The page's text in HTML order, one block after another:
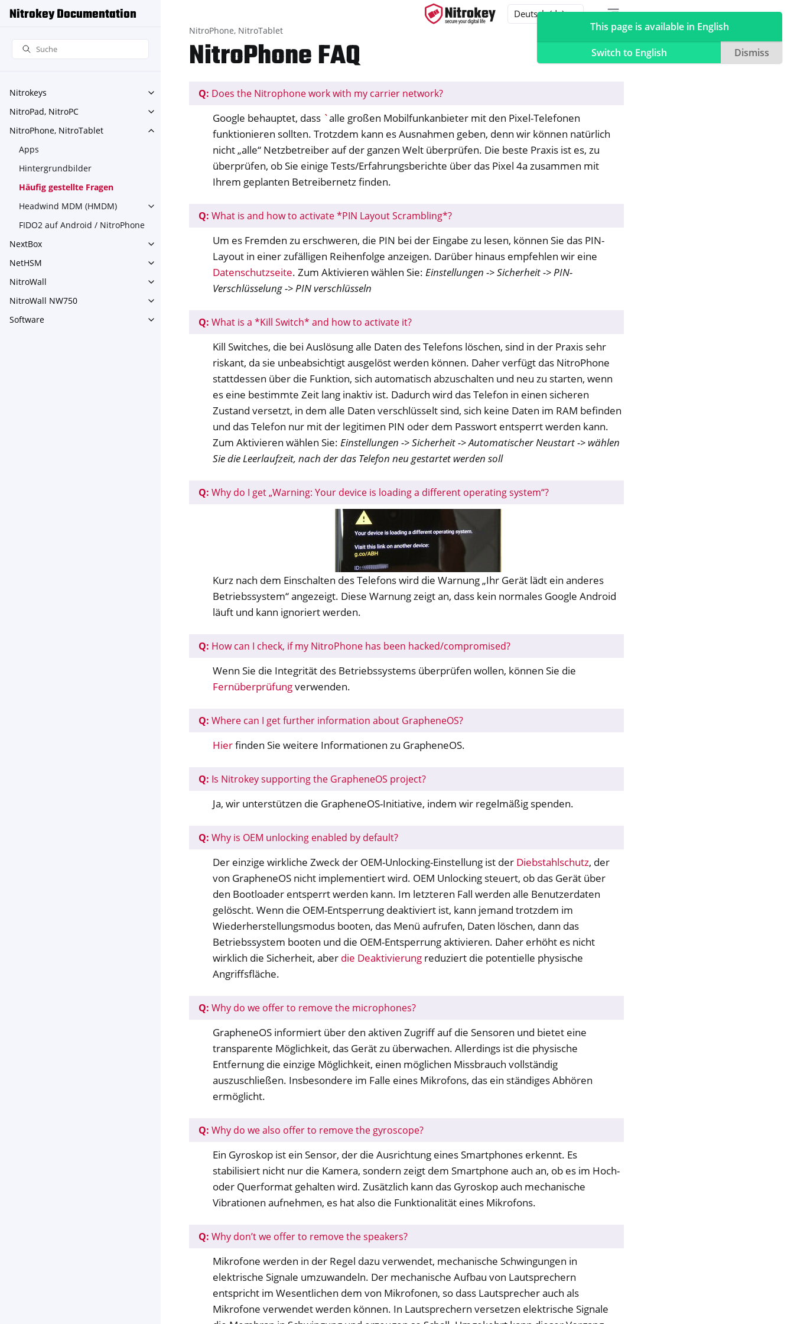
Nitrokey Documentation
Nitrokeys
Toggle navigation of Nitrokeys
NitroPad, NitroPC
Toggle navigation of NitroPad, NitroPC
NitroPhone, NitroTablet
Toggle navigation of NitroPhone, NitroTablet
Apps
Hintergrundbilder
Häufig gestellte Fragen
Headwind MDM (HMDM)
Toggle navigation of Headwind MDM (HMDM)
FIDO2 auf Android / NitroPhone
NextBox
Toggle navigation of NextBox
NetHSM
Toggle navigation of NetHSM
NitroWall
Toggle navigation of NitroWall
NitroWall NW750
Toggle navigation of NitroWall NW750
Software
Toggle navigation of Software
NitroPhone, NitroTablet
NitroPhone FAQ
Q: Does the Nitrophone work with my carrier network?
Google behauptet, dass `alle großen Mobilfunkanbieter mit den Pixel-Telefonen
funktionieren sollten. Trotzdem kann es Ausnahmen geben, denn wir können natürlich
nicht „alle“ Netzbetreiber auf der ganzen Welt überprüfen. Die beste Praxis ist es, zu
überprüfen, ob Sie einige Tests/Erfahrungsberichte über das Pixel 4a zusammen mit
Ihrem geplanten Betreibernetz finden.
Q: What is and how to activate *PIN Layout Scrambling*?
Um es Fremden zu erschweren, die PIN bei der Eingabe zu lesen, können Sie das PIN-
Layout in einer zufälligen Reihenfolge anzeigen. Darüber hinaus empfehlen wir eine
Datenschutzseite. Zum Aktivieren wählen Sie: Einstellungen -> Sicherheit -> PIN-
Verschlüsselung -> PIN verschlüsseln
Q: What is a *Kill Switch* and how to activate it?
Kill Switches, die bei Auslösung alle Daten des Telefons löschen, sind in der Praxis sehr
riskant, da sie unbeabsichtigt ausgelöst werden können. Daher verfügt das NitroPhone
stattdessen über die Funktion, sich automatisch abzuschalten und neu zu starten, wenn
es eine bestimmte Zeit lang inaktiv ist. Dadurch wird das Telefon in einen sicheren
Zustand versetzt, in dem alle Daten verschlüsselt sind, sich keine Daten im RAM befinden
und das Telefon nur mit der legitimen PIN oder dem Passwort entsperrt werden kann.
Zum Aktivieren wählen Sie: Einstellungen -> Sicherheit -> Automatischer Neustart -> wählen
Sie die Leerlaufzeit, nach der das Telefon neu gestartet werden soll
Q: Why do I get „Warning: Your device is loading a different operating system“?
Kurz nach dem Einschalten des Telefons wird die Warnung „Ihr Gerät lädt ein anderes
Betriebssystem“ angezeigt. Diese Warnung zeigt an, dass kein normales Google Android
läuft und kann ignoriert werden.
Q: How can I check, if my NitroPhone has been hacked/compromised?
Wenn Sie die Integrität des Betriebssystems überprüfen wollen, können Sie die
Fernüberprüfungverwenden.
Q: Where can I get further information about GrapheneOS?
Hierfinden Sie weitere Informationen zu GrapheneOS.
Q: Is Nitrokey supporting the GrapheneOS project?
Ja, wir unterstützen die GrapheneOS-Initiative, indem wir regelmäßig spenden.
Q: Why is OEM unlocking enabled by default?
Der einzige wirkliche Zweck der OEM-Unlocking-Einstellung ist der Diebstahlschutz, der
von GrapheneOS nicht implementiert wird. OEM Unlocking steuert, ob das Gerät über
den Bootloader entsperrt werden kann. Im letzteren Fall werden alle Benutzerdaten
gelöscht. Wenn die OEM-Entsperrung deaktiviert ist, kann jemand trotzdem im
Wiederherstellungsmodus booten, das Menü aufrufen, Daten löschen, dann das
Betriebssystem booten und die OEM-Entsperrung aktivieren. Daher erhöht es nicht
wirklich die Sicherheit, aber die Deaktivierung reduziert die potentielle physische
Angriffsfläche.
Q: Why do we offer to remove the microphones?
GrapheneOS informiert über den aktiven Zugriff auf die Sensoren und bietet eine
transparente Möglichkeit, das Gerät zu überwachen. Allerdings ist die physische
Entfernung die einzige Möglichkeit, einen möglichen Missbrauch vollständig
auszuschließen. Insbesondere im Falle eines Mikrofons, das ein ständiges Abhören
ermöglicht.
Q: Why do we also offer to remove the gyroscope?
Ein Gyroskop ist ein Sensor, der die Ausrichtung eines Smartphones erkennt. Es
stabilisiert nicht nur die Kamera, sondern zeigt dem Smartphone auch an, ob es im Hoch-
oder Querformat gehalten wird. Zusätzlich kann das Gyroskop auch mechanische
Vibrationen aufnehmen, es hat also die Funktionalität eines Mikrofons.
Q: Why don’t we offer to remove the speakers?
Mikrofone werden in der Regel dazu verwendet, mechanische Schwingungen in
elektrische Signale umzuwandeln. Der mechanische Aufbau von Lautsprechern
entspricht im Wesentlichen dem von Mikrofonen, so dass Lautsprecher auch als
Mikrofone verwendet werden können. In Lautsprechern versetzen elektrische Signale
This page is available in English
Switch to English
Dismiss